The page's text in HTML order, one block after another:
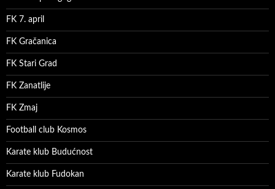
FK 7. april
FK Gračanica
FK Stari Grad
FK Zanatlije
FK Zmaj
Football club Kosmos
Karate klub Budućnost
Karate klub Fudokan